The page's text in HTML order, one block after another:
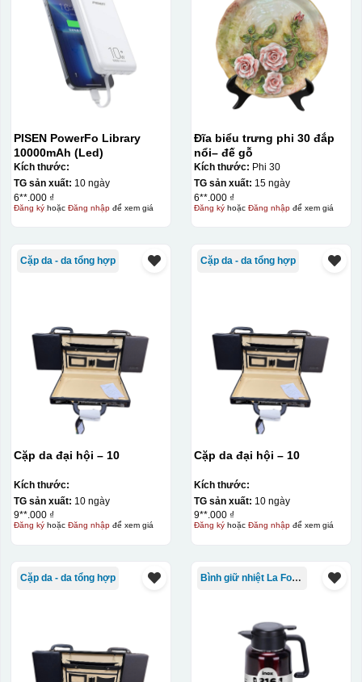
PISEN PowerFo Library
10000mAh (Led)
Kích thước:
TG sản xuất: 10 ngày
6**.000 ₫
Đăng kýhoặc Đăng nhậpđể xem giá
Đĩa biểu trưng phi 30 đắp
nổi– đế gỗ
Kích thước: Phi 30
TG sản xuất: 15 ngày
6**.000 ₫
Đăng kýhoặc Đăng nhậpđể xem giá
Cặp da - da tổng hợp
Cặp da đại hội – 10
Kích thước:
TG sản xuất: 10 ngày
9**.000 ₫
Đăng kýhoặc Đăng nhậpđể xem giá
Cặp da - da tổng hợp
Cặp da đại hội – 10
Kích thước:
TG sản xuất: 10 ngày
9**.000 ₫
Đăng kýhoặc Đăng nhậpđể xem giá
Cặp da - da tổng hợp Bình giữ nhiệt La Fonte